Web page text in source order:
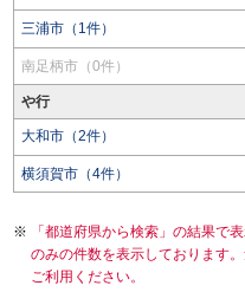
三浦市（1件）
南足柄市（0件）
や行
大和市（2件）
横須賀市（4件）
「都道府県から検索」の結果で
のみの件数を表示しております
ご利用ください。